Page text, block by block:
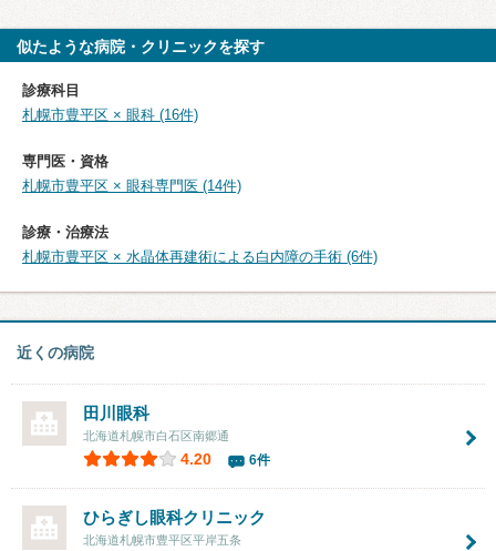
似たような病院・クリニックを探す
診療科目
札幌市豊平区 × 眼科 (16件)
専門医・資格
札幌市豊平区 × 眼科専門医 (14件)
診療・治療法
札幌市豊平区 × 水晶体再建術による白内障の手術 (6件)
近くの病院
田川眼科
北海道札幌市白石区南郷通
4.20 6件
ひらぎし眼科クリニック
北海道札幌市豊平区平岸五条